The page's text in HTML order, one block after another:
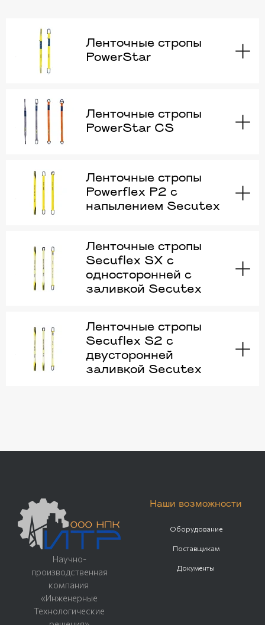
Ленточные стропы
PowerStar
Ленточные стропы
PowerStar CS
Ленточные стропы
Powerflex P2 с
напылением Secutex
Ленточные стропы
Secuflex SX с
односторонней с
заливкой Secutex
Ленточные стропы
Secuflex S2 с
двусторонней
заливкой Secutex
Научно-
производственная
компания
«Инженерные
Технологические
Наши возможности
Оборудование
Поставщикам
Документы